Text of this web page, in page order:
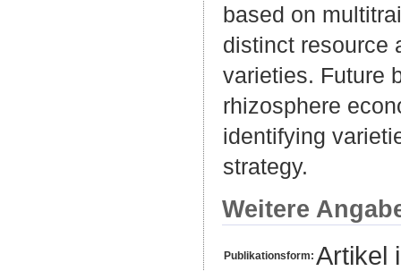
based on
distinct resource
varieties. Future
rhizosphere
identifying
strategy.
Weitere
Publikationsform: Artikel